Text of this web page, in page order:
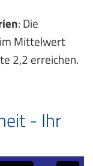
: Die
Mittelwert
2,2 erreichen.
- Ihr